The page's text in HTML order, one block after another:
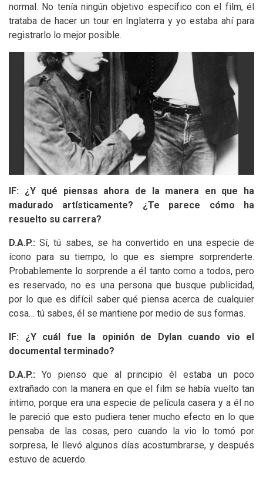
normal. No tenía ningún objetivo específico con el film, él
trataba de hacer un tour en Inglaterra y yo estaba ahí para
registrarlo lo mejor posible.
lF: ¿Y qué piensas ahora de la manera en que ha
madurado artísticamente? ¿Te parece cómo ha
resuelto su carrera?
D.A.P.:Sí, tú sabes, se ha convertido en una especie de
ícono para su tiempo, lo que es siempre sorprenderte.
Probablemente lo sorprende a él tanto como a todos, pero
es reservado, no es una persona que busque publicidad,
por lo que es difícil saber qué piensa acerca de cualquier
cosa… tú sabes, él se mantiene por medio de sus formas.
lF: ¿Y cuál fue la opinión de Dylan cuando vio el
documental terminado?
D.A.P.: Yo pienso que
al principio él estaba un poco
extrañado con la manera en que el film se había vuelto tan
íntimo, porque era una especie de película casera y a él no
le pareció que esto pudiera tener mucho efecto en lo que
pensaba de las cosas, pero cuando la vio lo tomó por
sorpresa, le llevó algunos días acostumbrarse, y después
estuvo de acuerdo.